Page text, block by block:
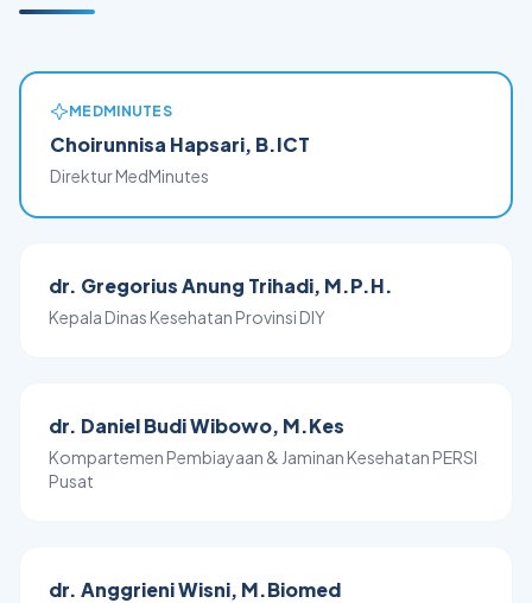
MEDMINUTES
Choirunnisa Hapsari, B.ICT
Direktur MedMinutes
dr. Gregorius Anung Trihadi, M.P.H.
Kepala Dinas Kesehatan Provinsi DIY
dr. Daniel Budi Wibowo, M.Kes
Kompartemen Pembiayaan & Jaminan Kesehatan PERSI
Pusat
dr. Anggrieni Wisni, M.Biomed